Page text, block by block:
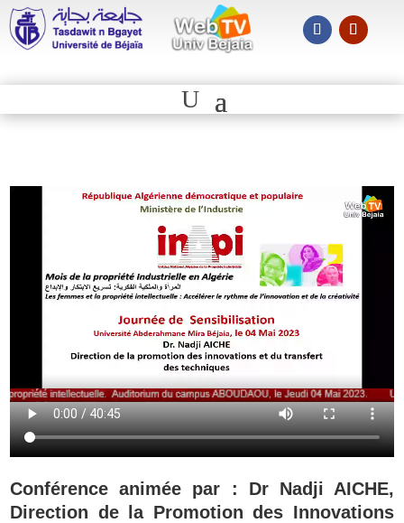
Conférence animée par : Dr Nadji AICHE,
Direction de la Promotion des Innovations